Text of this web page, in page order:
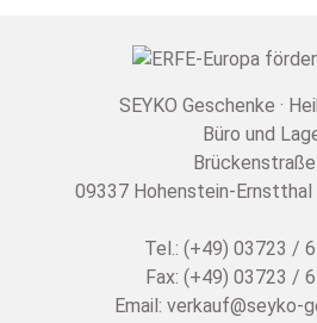
SEYKO Geschenke ·
Büro und
09337 Hohenstein-Ernstthal
Tel.: (+49) 03723 /
Fax: (+49) 03723 /
Email: verkauf@seyko-